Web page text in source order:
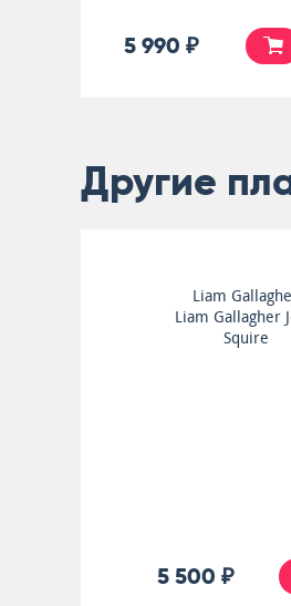
5 990 ₽
Другие
Oasis
Wembley Live
25 000 ₽